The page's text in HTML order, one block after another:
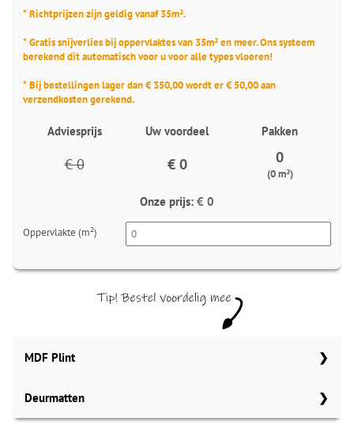
* Richtprijzen zijn geldig vanaf 35m².
* Gratis snijverlies bij oppervlaktes van 35m² en meer. Ons systeem
berekend dit automatisch voor u voor alle types vloeren!
* Bij bestellingen lager dan € 350,00 wordt er € 50,00 aan
verzendkosten gerekend.
Adviesprijs Uw voordeel Pakken
€ 0 € 0 0
(0 m²)
Onze prijs: € 0
Oppervlakte (m²)
MDF Plint
70x15 mm
Meter Aantal
Deurmatten
Meter